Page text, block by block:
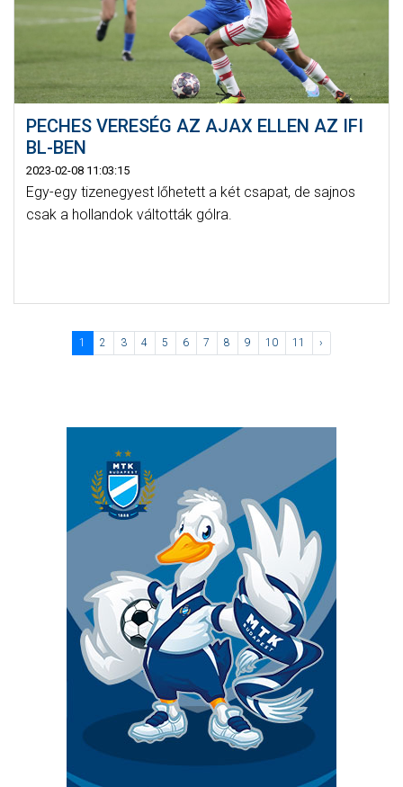
PECHES VERESÉG AZ AJAX ELLEN AZ IFI
BL-BEN
2023-02-08 11:03:15
Egy-egy tizenegyest lőhetett a két csapat, de sajnos
csak a hollandok váltották gólra.
1 2 3 4 5 6 7 8 9 10 11 ›